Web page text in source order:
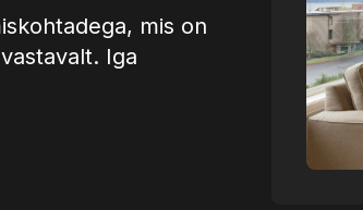
mis on
Iga